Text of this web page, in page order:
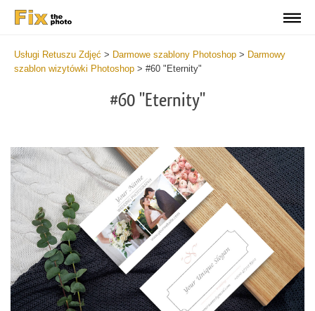
Usługi Retuszu Zdjęć > Darmowe szablony Photoshop > Darmowy
szablon wizytówki Photoshop > #60 "Eternity"
#60 "Eternity"